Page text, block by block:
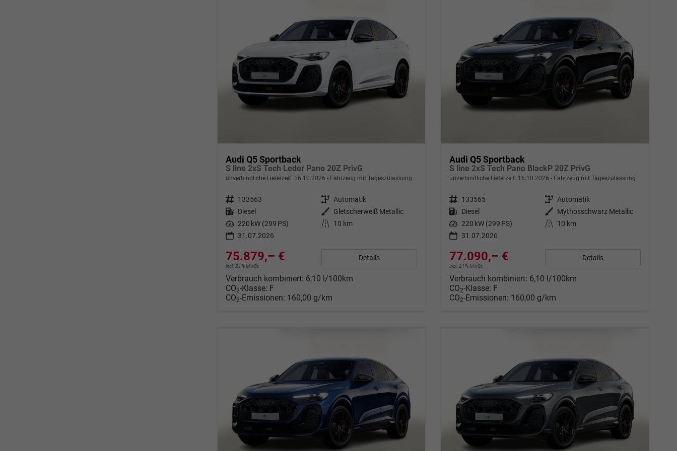
Audi Q5 Sportback
S line 2xS Tech Leder Pano 20Z PrivG
unverbindliche Lieferzeit: 16.10.2026 Fahrzeug mit Tageszulassung
Fahrzeugnr. 133563 Getriebe Automatik
Kraftstoff Diesel Außenfarbe Gletscherweiß Metallic
Leistung 220 kW (299 PS) Kilometerstand
10 km
31.07.2026
75.879,– €
incl. 21% MwSt.
Details
Verbrauch kombiniert: 6,10 l/100km
CO2-Klasse: F
CO2-Emissionen: 160,00 g/km
Audi Q5 Sportback
S line 2xS Tech Pano BlackP 20Z PrivG
unverbindliche Lieferzeit: 16.10.2026 Fahrzeug mit Tageszulassung
Fahrzeugnr. 133565 Getriebe Automatik
Kraftstoff Diesel Außenfarbe Mythosschwarz Metallic
Leistung 220 kW (299 PS) Kilometerstand
10 km
31.07.2026
77.090,– €
incl. 21% MwSt.
Details
Verbrauch kombiniert: 6,10 l/100km
CO2-Klasse: F
CO2-Emissionen: 160,00 g/km